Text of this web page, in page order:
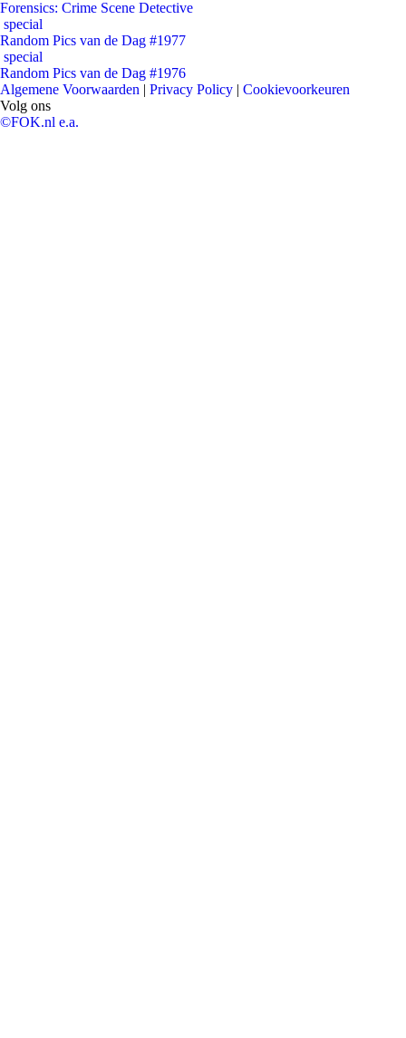
Forensics: Crime Scene Detective
special
Random Pics van de Dag #1977
special
Random Pics van de Dag #1976
Algemene Voorwaarden | Privacy Policy | Cookievoorkeuren
Volg ons
©FOK.nl e.a.